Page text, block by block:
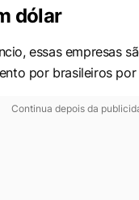
dólar
essas empresas
por brasileiros
Continua depois da